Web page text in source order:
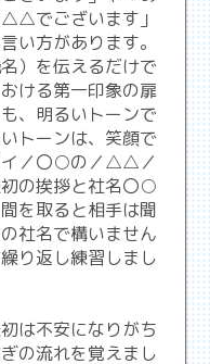
でございます」
い方があります。
）を伝えるだけで
ける第一印象の扉
、明るいトーンで
トーンは、笑顔で
イ／〇○の／△△／
の挨拶と社名〇○
を取ると相手は聞
社名で構いません
り返し練習しまし
は不安になりがち
の流れを覚えまし